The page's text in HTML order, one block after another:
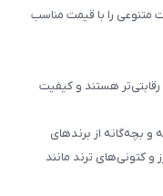
متنوعی را با قیمت مناسب
هستند و کیفیت
و بچه‌گانه از برندهای
و کتونی‌های ترند مانند